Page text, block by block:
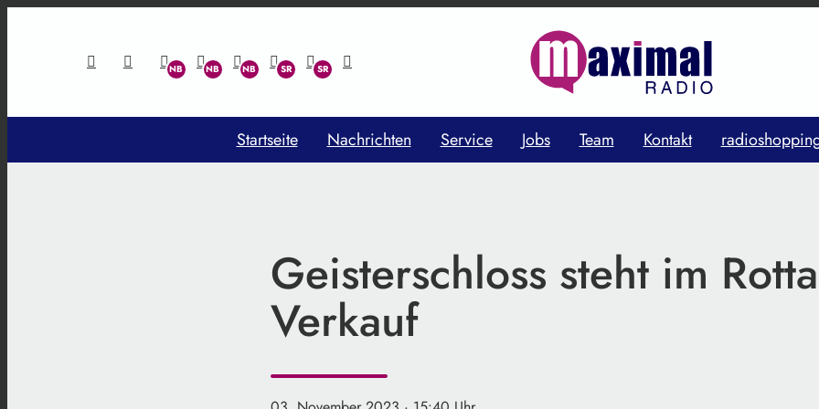
Startseite Nachrichten Service Jobs Team Kontakt
Geisterschloss steht im
Verkauf